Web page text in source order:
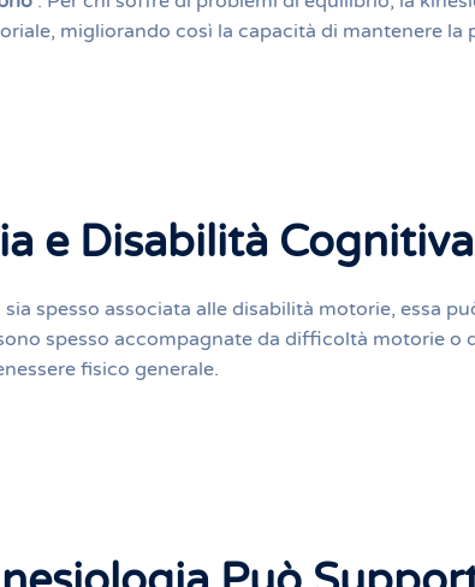
migliorando così la capacità di mantenere la
e Disabilità Cognitiva
spesso associata alle disabilità motorie, essa
spesso accompagnate da difficoltà motorie o
fisico generale.